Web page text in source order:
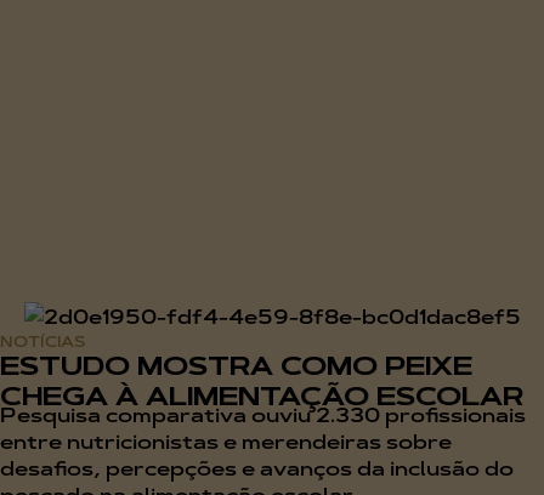
NOTÍCIAS
ESTUDO MOSTRA COMO PEIXE
CHEGA À ALIMENTAÇÃO ESCOLAR
Pesquisa comparativa ouviu 2.330 profissionais
entre nutricionistas e merendeiras sobre
desafios, percepções e avanços da inclusão do